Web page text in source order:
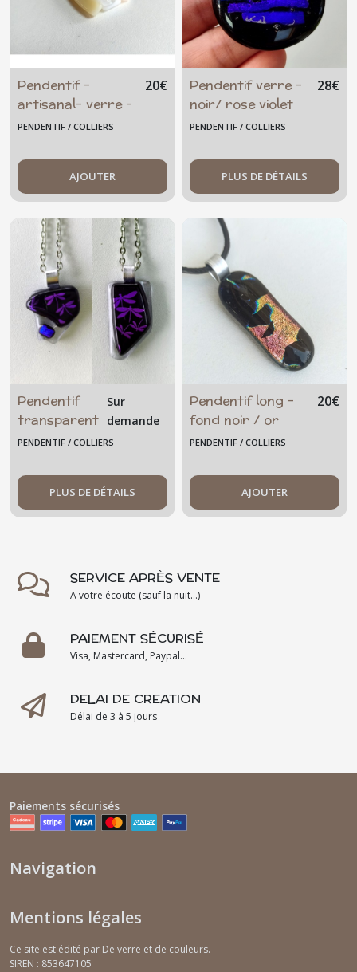
Pendentif -
artisanal- verre -
blanc crème ivoire
20€
PENDENTIF / COLLIERS
AJOUTER
Pendentif verre -
noir/ rose violet
bleu
28€
PENDENTIF / COLLIERS
PLUS DE DÉTAILS
Pendentif
transparent
noir libellule
verre
Sur
demande
PENDENTIF / COLLIERS
PLUS DE DÉTAILS
Pendentif long -
fond noir / or
rose
20€
PENDENTIF / COLLIERS
AJOUTER
SERVICE APRÈS VENTE
A votre écoute (sauf la nuit...)
PAIEMENT SÉCURISÉ
Visa, Mastercard, Paypal...
DELAI DE CREATION
Délai de 3 à 5 jours
Paiements sécurisés
Navigation
Mentions légales
Ce site est édité par De verre et de couleurs.
SIREN : 853647105